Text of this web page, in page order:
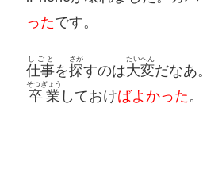
ったです。
仕事
しごと
を探
さが
すのは大変
たいへん
だなあ
卒業
そつぎょう
しておけばよかった。